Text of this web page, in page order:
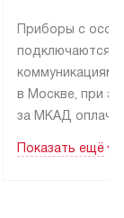
Приборы с
подключаются к
коммуникациям
в Москве, при
за МКАД
партнера
Показать ещё